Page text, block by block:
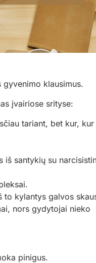
klausimus.
įvairiose srityse:
tariant, bet kur, kur
iš santykių su
to kylantys galvos
nors gydytojai nieko
pinigus.